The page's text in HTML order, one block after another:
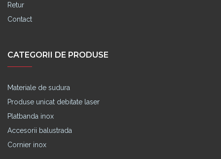
Retur
Contact
CATEGORII DE PRODUSE
Materiale de sudura
Produse unicat debitate laser
Platbanda inox
Accesorii balustrada
Cornier inox